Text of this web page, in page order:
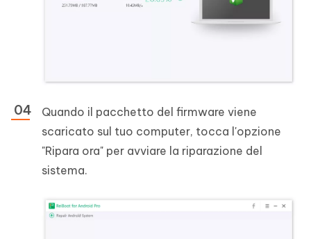
Quando il pacchetto del firmware viene
scaricato sul tuo computer, tocca l'opzione
"Ripara ora" per avviare la riparazione del
sistema.